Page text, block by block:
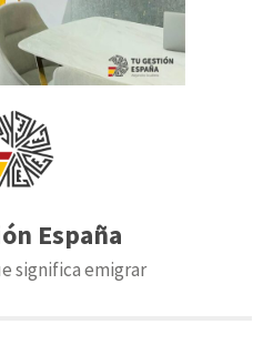
España
significa emigrar